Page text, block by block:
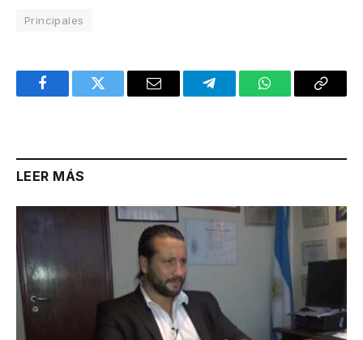
Principales
FacebookTwitter Email TelegramWhatsAppCopy
LEER MÁS